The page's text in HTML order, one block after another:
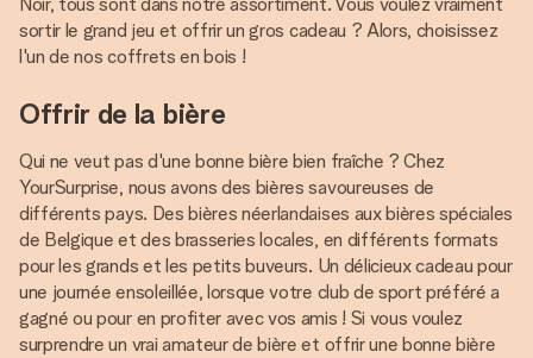
sortir le grand jeu et offrir un gros cadeau ? Alors, choisissez
l'un de nos coffrets en bois !
Offrir de la bière
Qui ne veut pas d'une bonne bière bien fraîche ? Chez
YourSurprise, nous avons des bières savoureuses de
différents pays. Des bières néerlandaises aux bières spéciales
de Belgique et des brasseries locales, en différents formats
pour les grands et les petits buveurs. Un délicieux cadeau pour
une journée ensoleillée, lorsque votre club de sport préféré a
gagné ou pour en profiter avec vos amis ! Si vous voulez
surprendre un vrai amateur de bière et offrir une bonne bière